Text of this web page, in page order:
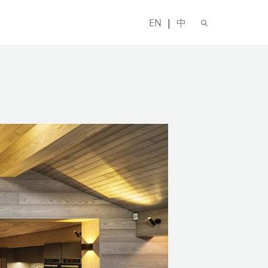
EN | 中